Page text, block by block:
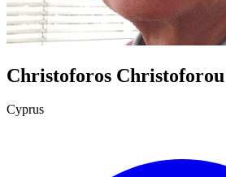
Christoforos Christoforou
Cyprus